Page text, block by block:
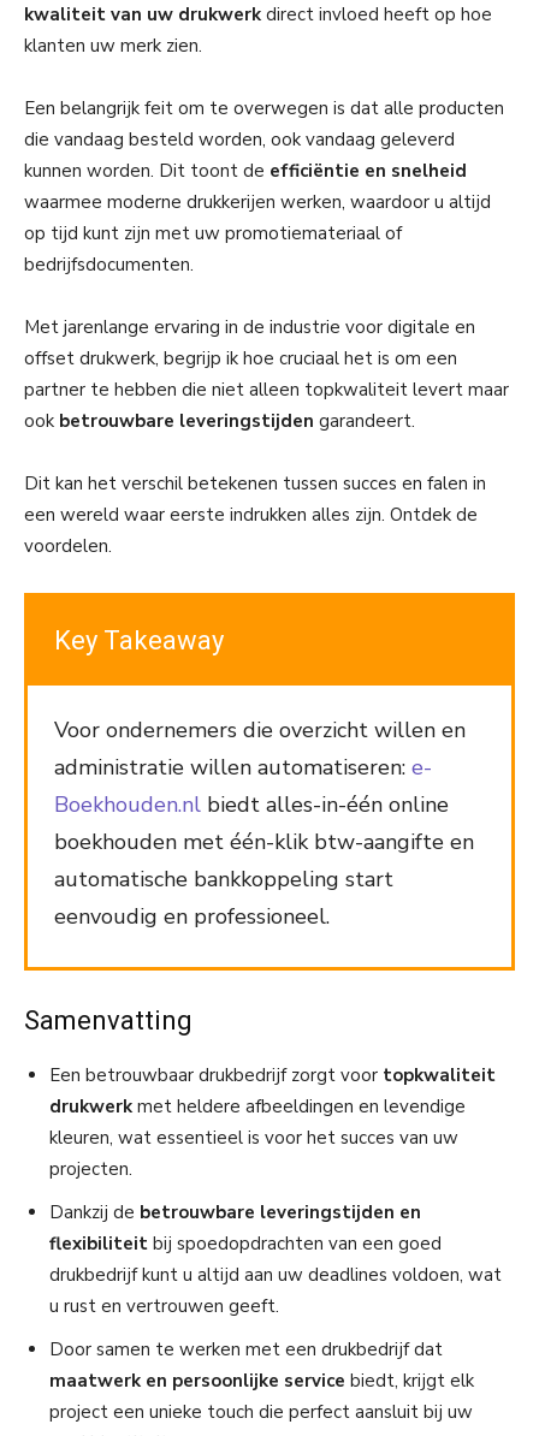
kwaliteit van uw drukwerk direct invloed heeft op hoe
klanten uw merk zien.
Een belangrijk feit om te overwegen is dat alle producten
die vandaag besteld worden, ook vandaag geleverd
kunnen worden. Dit toont de efficiëntie en snelheid
waarmee moderne drukkerijen werken, waardoor u altijd
op tijd kunt zijn met uw promotiemateriaal of
bedrijfsdocumenten.
Met jarenlange ervaring in de industrie voor digitale en
offset drukwerk, begrijp ik hoe cruciaal het is om een
partner te hebben die niet alleen topkwaliteit levert maar
ook betrouwbare leveringstijden garandeert.
Dit kan het verschil betekenen tussen succes en falen in
een wereld waar eerste indrukken alles zijn. Ontdek de
voordelen.
Key Takeaway
Voor ondernemers die overzicht willen en
administratie willen automatiseren: e-
Boekhouden.nl biedt alles-in-één online
boekhouden met één-klik btw-aangifte en
automatische bankkoppeling start
eenvoudig en professioneel.
Samenvatting
Een betrouwbaar drukbedrijf zorgt voor topkwaliteit
drukwerk met heldere afbeeldingen en levendige
kleuren, wat essentieel is voor het succes van uw
projecten.
Dankzij de betrouwbare leveringstijden en
flexibiliteit bij spoedopdrachten van een goed
drukbedrijf kunt u altijd aan uw deadlines voldoen, wat
u rust en vertrouwen geeft.
Door samen te werken met een drukbedrijf dat
maatwerk en persoonlijke service biedt, krijgt elk
project een unieke touch die perfect aansluit bij uw